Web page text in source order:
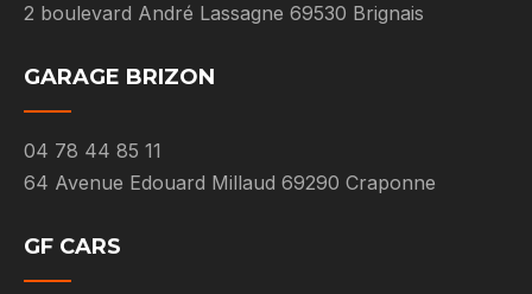
2 boulevard André Lassagne 69530 Brignais
GARAGE BRIZON
04 78 44 85 11
64 Avenue Edouard Millaud 69290 Craponne
GF CARS